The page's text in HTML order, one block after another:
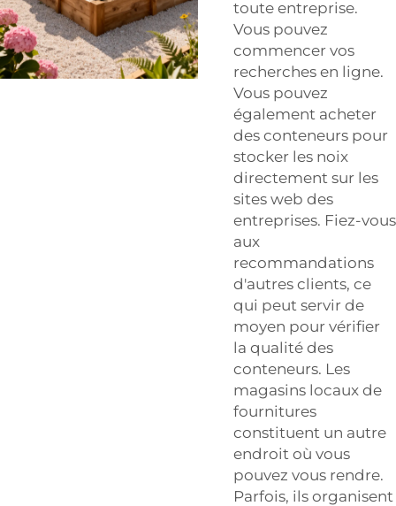
toute entreprise.
Vous pouvez
commencer vos
recherches en ligne.
Vous pouvez
également acheter
des conteneurs pour
stocker les noix
directement sur les
sites web des
entreprises. Fiez-vous
aux
recommandations
d'autres clients, ce
qui peut servir de
moyen pour vérifier
la qualité des
conteneurs. Les
magasins locaux de
fournitures
constituent un autre
endroit où vous
pouvez vous rendre.
Parfois, ils organisent